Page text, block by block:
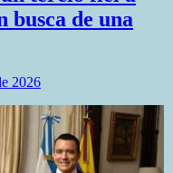
busca de una
2026